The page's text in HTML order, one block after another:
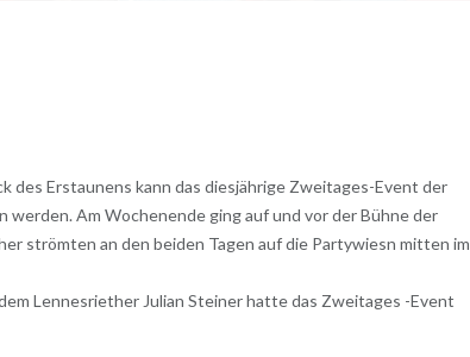
des Erstaunens kann das diesjährige Zweitages-Event der
Am Wochenende ging auf und vor der Bühne der
strömten an den beiden Tagen auf die Partywiesn mitten im
Lennesriether Julian Steiner hatte das Zweitages -Event